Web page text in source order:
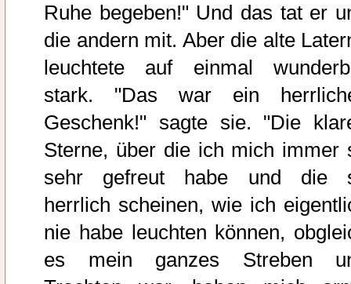
Ruhe begeben!" Und das tat er
die andern mit. Aber die alte
leuchtete auf einmal
stark. "Das war ein
Geschenk!" sagte sie. "Die
Sterne, über die ich mich immer
sehr gefreut habe und die
herrlich scheinen, wie ich
nie habe leuchten können,
es mein ganzes Streben